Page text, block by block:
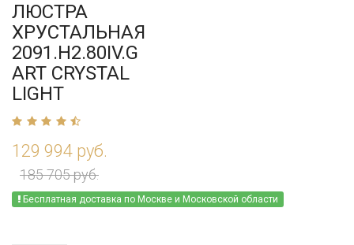
ЛЮСТРА
ХРУСТАЛЬНАЯ
2091.H2.80IV.G
ART CRYSTAL
LIGHT
129 994 руб.
185 705 руб.
Бесплатная доставка по Москве и Московской области